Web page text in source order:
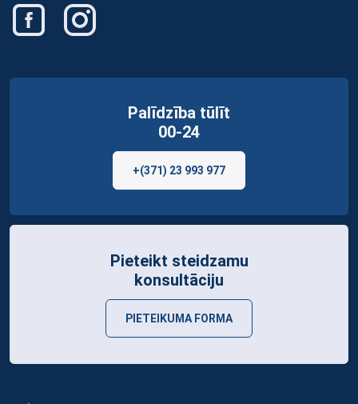
Palīdzība tūlīt
00-24
+(371) 23 993 977
Pieteikt steidzamu
konsultāciju
PIETEIKUMA FORMA